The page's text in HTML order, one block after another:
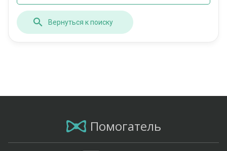
Вернуться к поиску
Помогатель